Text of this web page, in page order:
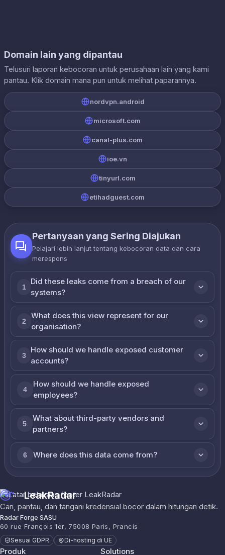
Domain lain yang dipantau
Telusuri laporan kebocoran untuk perusahaan lain yang kami
pantau. Klik domain mana pun untuk melihat paparannya.
nordvpn.android
microsoft.com
canal-plus.com
ioe.vn
tinyurl.com
etihadguest.com
Pertanyaan yang Sering Diajukan
Pelajari lebih lanjut tentang kebocoran data dan cara
merespons
1
Did these leaks come from a breach of our
systems?
2
What does this view represent for our
organisation?
3
How should we handle exposed customer
accounts?
4
How should we handle exposed
employees?
5
What about third-party vendors and
partners?
6 Where does this data come from?
LeakRadar
Cari, pantau, dan tangani kredensial bocor dalam hitungan detik.
Radar Forge SASU
60 rue François 1er, 75008 Paris, Prancis
Sesuai GDPR Di-hosting di UE
Produk Solutions